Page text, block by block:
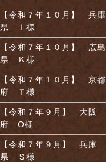
【令和７年１０月】 兵庫
県 Ｉ様
【令和７年１０月】 広島
県 Ｋ様
【令和７年１０月】 京都
府 Ｔ様
【令和７年９月】 大阪
府 O様
【令和７年９月】 兵庫
県 Ｓ様